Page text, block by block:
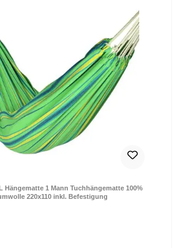
Hängematte 1 Mann Tuchhängematte 100%
220x110 inkl. Befestigung